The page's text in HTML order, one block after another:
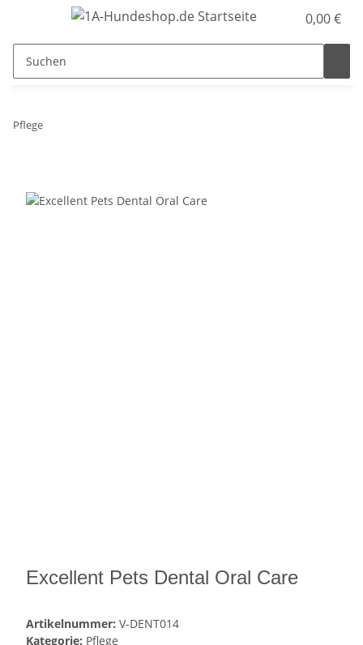
0,00 €
Pflege
Excellent Pets Dental Oral Care
Artikelnummer: V-DENT014
Kategorie: Pflege